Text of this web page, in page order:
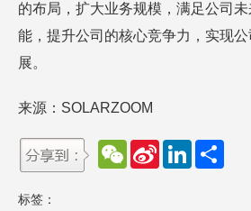
的布局，扩大业务规模，满足公司
能，提升公司的核心竞争力，实现
展。
来源：SOLARZOOM
W
e
S
L
标签：